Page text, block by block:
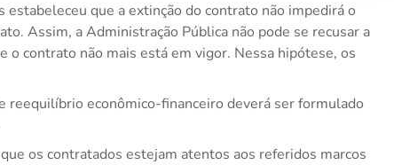
que a extinção do contrato não impedirá o
Assim, a Administração Pública não pode se recusar a
contrato não mais está em vigor. Nessa hipótese, os
reequilíbrio econômico-financeiro deverá ser formulado
os contratados estejam atentos aos referidos marcos